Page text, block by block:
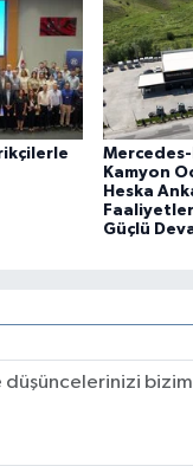
Mercedes-
Kamyon
Heska
Güçlü